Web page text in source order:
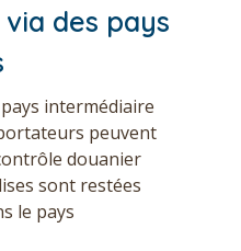
des pays
intermédiaire
peuvent
douanier
sont restées
le pays